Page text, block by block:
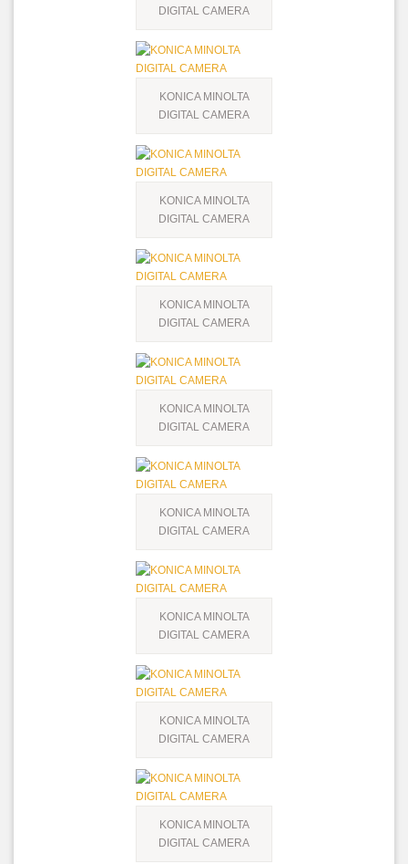
DIGITAL CAMERA
KONICA MINOLTA
DIGITAL CAMERA
KONICA MINOLTA
DIGITAL CAMERA
KONICA MINOLTA
DIGITAL CAMERA
KONICA MINOLTA
DIGITAL CAMERA
KONICA MINOLTA
DIGITAL CAMERA
KONICA MINOLTA
DIGITAL CAMERA
KONICA MINOLTA
DIGITAL CAMERA
KONICA MINOLTA
DIGITAL CAMERA